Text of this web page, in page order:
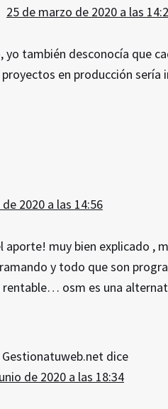
25 de marzo de 2020 a las
yo también desconocía que
proyectos en producción
2020 a las 14:56
aporte! muy bien explicado ,
y todo que son
osm es una
Gestionatuweb.net dice
de 2020 a las 18:34